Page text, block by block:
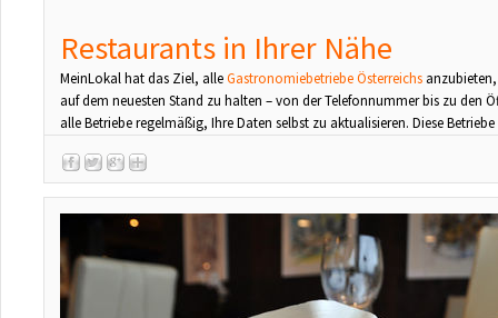
Restaurants in Ihrer Nähe
MeinLokal hat das Ziel, alleGastronomiebetriebe Österreichs
auf dem neuesten Stand zu halten – von der Telefonnummer bis zu den
alle Betriebe regelmäßig, Ihre Daten selbst zu aktualisieren. Diese Betriebe